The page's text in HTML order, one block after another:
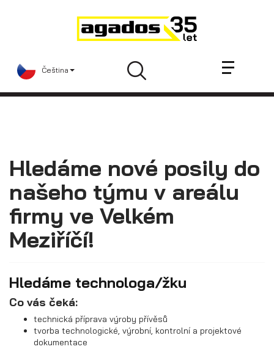
Čeština
Novinky a články
Prodejci
Kontakt
Náhradní díly
Servis
Skladové přívěsy
Praktické informace
Kariéra
Průmyslová 2081, 594 01 Velké Meziříčí
Tel: +420 566 653 311
Fax: +420 566 653 368
E-mail: obchod@agados.cz
AGA KIT
Přívěsy s koly vedle ložné plochy
(plechové bočnice)
Hledáme nové posily do
našeho týmu v areálu
firmy ve Velkém
Meziříčí!
Hledáme technologa/žku
Co vás čeká:
technická příprava výroby přívěsů
tvorba technologické, výrobní, kontrolní a projektové
dokumentace